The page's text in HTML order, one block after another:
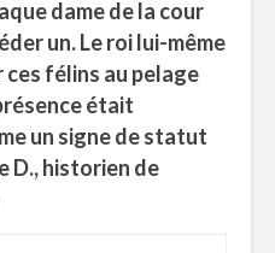
dame de la cour
un. Leroilui-même
félins au pelage
était
un signe de statut
D., historien de